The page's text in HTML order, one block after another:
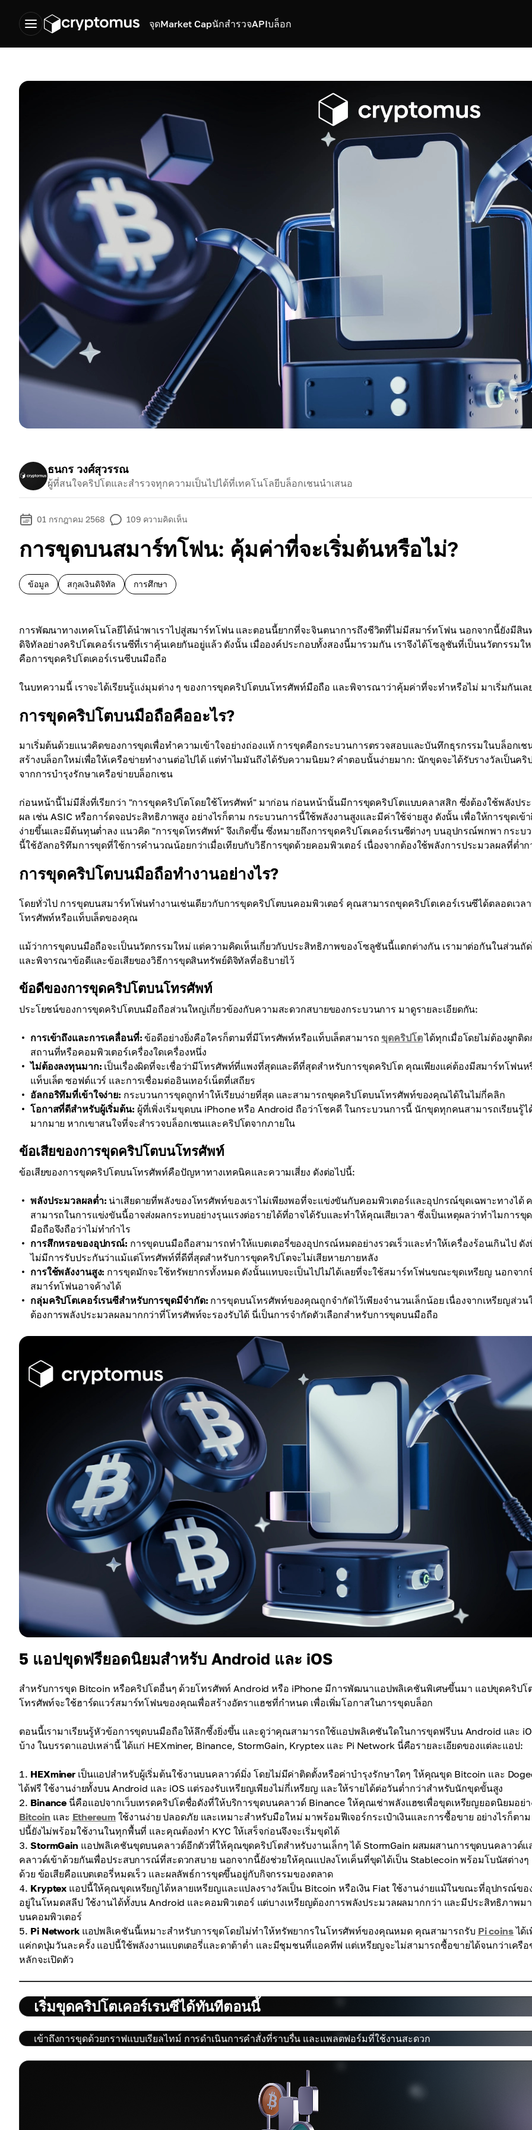
จุดMarket CapนักสำรวจAPIบล็อก
ธนกร วงศ์สุวรรณ
ผู้ที่สนใจคริปโตและสำรวจทุกความเป็นไปได้ที่เทคโนโลยีบล็อกเชนนำเสนอ
01 กรกฎาคม 2568 109 ความคิดเห็น
การขุดบนสมาร์ทโฟน: คุ้มค่าที่จะเริ่มต้นหรือไม่?
ข้อมูล สกุลเงินดิจิทัล การศึกษา
การพัฒนาทางเทคโนโลยีได้นำพาเราไปสู่สมาร์ทโฟน และตอนนี้ยากที่จะจินตนาการถึงชีวิตที่ไม่มีสมาร์ทโฟน นอกจากนี้ยังมีสิน
ดิจิทัลอย่างคริปโตเคอร์เรนซีที่เราคุ้นเคยกันอยู่แล้ว ดังนั้น เมื่อองค์ประกอบทั้งสองนี้มารวมกัน เราจึงได้โซลูชันที่เป็นนวัตกรรมใ
คือการขุดคริปโตเคอร์เรนซีบนมือถือ
ในบทความนี้ เราจะได้เรียนรู้แง่มุมต่าง ๆ ของการขุดคริปโตบนโทรศัพท์มือถือ และพิจารณาว่าคุ้มค่าที่จะทำหรือไม่ มาเริ่มกันเล
การขุดคริปโตบนมือถือคืออะไร?
มาเริ่มต้นด้วยแนวคิดของการขุดเพื่อทำความเข้าใจอย่างถ่องแท้ การขุดคือกระบวนการตรวจสอบและบันทึกธุรกรรมในบล็อกเช
สร้างบล็อกใหม่เพื่อให้เครือข่ายทำงานต่อไปได้ แต่ทำไมมันถึงได้รับความนิยม? คำตอบนั้นง่ายมาก: นักขุดจะได้รับรางวัลเป็นคริ
จากการบำรุงรักษาเครือข่ายบล็อกเชน
ก่อนหน้านี้ไม่มีสิ่งที่เรียกว่า "การขุดคริปโตโดยใช้โทรศัพท์" มาก่อน ก่อนหน้านั้นมีการขุดคริปโตแบบคลาสสิก ซึ่งต้องใช้พลังปร
ผล เช่น ASIC หรือการ์ดจอประสิทธิภาพสูง อย่างไรก็ตาม กระบวนการนี้ใช้พลังงานสูงและมีค่าใช้จ่ายสูง ดังนั้น เพื่อให้การขุดเข้า
ง่ายขึ้นและมีต้นทุนต่ำลง แนวคิด "การขุดโทรศัพท์" จึงเกิดขึ้น ซึ่งหมายถึงการขุดคริปโตเคอร์เรนซีต่างๆ บนอุปกรณ์พกพา กระบ
นี้ใช้อัลกอริทึมการขุดที่ใช้การคำนวณน้อยกว่าเมื่อเทียบกับวิธีการขุดด้วยคอมพิวเตอร์ เนื่องจากต้องใช้พลังการประมวลผลที่ต่ำก
การขุดคริปโตบนมือถือทำงานอย่างไร?
โดยทั่วไป การขุดบนสมาร์ทโฟนทำงานเช่นเดียวกับการขุดคริปโตบนคอมพิวเตอร์ คุณสามารถขุดคริปโตเคอร์เรนซีได้ตลอดเวล
โทรศัพท์หรือแท็บเล็ตของคุณ
แม้ว่าการขุดบนมือถือจะเป็นนวัตกรรมใหม่ แต่ความคิดเห็นเกี่ยวกับประสิทธิภาพของโซลูชันนี้แตกต่างกัน เรามาต่อกันในส่วนถั
และพิจารณาข้อดีและข้อเสียของวิธีการขุดสินทรัพย์ดิจิทัลที่อธิบายไว้
ข้อดีของการขุดคริปโตบนโทรศัพท์
ประโยชน์ของการขุดคริปโตบนมือถือส่วนใหญ่เกี่ยวข้องกับความสะดวกสบายของกระบวนการ มาดูรายละเอียดกัน:
การเข้าถึงและการเคลื่อนที่: ข้อดีอย่างยิ่งคือใครก็ตามที่มีโทรศัพท์หรือแท็บเล็ตสามารถขุดคริปโตได้ทุกเมื่อโดยไม่ต้องผูกติด
สถานที่หรือคอมพิวเตอร์เครื่องใดเครื่องหนึ่ง
ไม่ต้องลงทุนมาก: เป็นเรื่องผิดที่จะเชื่อว่ามีโทรศัพท์ที่แพงที่สุดและดีที่สุดสำหรับการขุดคริปโต คุณเพียงแค่ต้องมีสมาร์ทโฟนห
แท็บเล็ต ซอฟต์แวร์ และการเชื่อมต่ออินเทอร์เน็ตที่เสถียร
อัลกอริทึมที่เข้าใจง่าย: กระบวนการขุดถูกทำให้เรียบง่ายที่สุด และสามารถขุดคริปโตบนโทรศัพท์ของคุณได้ในไม่กี่คลิก
โอกาสที่ดีสำหรับผู้เริ่มต้น: ผู้ที่เพิ่งเริ่มขุดบน iPhone หรือ Android ถือว่าโชคดี ในกระบวนการนี้ นักขุดทุกคนสามารถเรียนรู้ไ
มากมาย หากเขาสนใจที่จะสำรวจบล็อกเชนและคริปโตจากภายใน
ข้อเสียของการขุดคริปโตบนโทรศัพท์
ข้อเสียของการขุดคริปโตบนโทรศัพท์คือปัญหาทางเทคนิคและความเสี่ยง ดังต่อไปนี้:
พลังประมวลผลต่ำ: น่าเสียดายที่พลังของโทรศัพท์ของเราไม่เพียงพอที่จะแข่งขันกับคอมพิวเตอร์และอุปกรณ์ขุดเฉพาะทางได้
สามารถในการแข่งขันนี้อาจส่งผลกระทบอย่างรุนแรงต่อรายได้ที่อาจได้รับและทำให้คุณเสียเวลา ซึ่งเป็นเหตุผลว่าทำไมการขุ
มือถือจึงถือว่าไม่ทำกำไร
การสึกหรอของอุปกรณ์: การขุดบนมือถือสามารถทำให้แบตเตอรี่ของอุปกรณ์หมดอย่างรวดเร็วและทำให้เครื่องร้อนเกินไป ดัง
ไม่มีการรับประกันว่าแม้แต่โทรศัพท์ที่ดีที่สุดสำหรับการขุดคริปโตจะไม่เสียหายภายหลัง
การใช้พลังงานสูง: การขุดมักจะใช้ทรัพยากรทั้งหมด ดังนั้นแทบจะเป็นไปไม่ได้เลยที่จะใช้สมาร์ทโฟนขณะขุดเหรียญ นอกจาก
สมาร์ทโฟนอาจค้างได้
กลุ่มคริปโตเคอร์เรนซีสำหรับการขุดมีจำกัด: การขุดบนโทรศัพท์ของคุณถูกจำกัดไว้เพียงจำนวนเล็กน้อย เนื่องจากเหรียญส่ว
ต้องการพลังประมวลผลมากกว่าที่โทรศัพท์จะรองรับได้ นี่เป็นการจำกัดตัวเลือกสำหรับการขุดบนมือถือ
5 แอปขุดฟรียอดนิยมสำหรับ Android และ iOS
สำหรับการขุด Bitcoin หรือคริปโตอื่นๆ ด้วยโทรศัพท์ Android หรือ iPhone มีการพัฒนาแอปพลิเคชันพิเศษขึ้นมา แอปขุดคริปโ
โทรศัพท์จะใช้ฮาร์ดแวร์สมาร์ทโฟนของคุณเพื่อสร้างอัตราแฮชที่กำหนด เพื่อเพิ่มโอกาสในการขุดบล็อก
ตอนนี้เรามาเรียนรู้หัวข้อการขุดบนมือถือให้ลึกซึ้งยิ่งขึ้น และดูว่าคุณสามารถใช้แอปพลิเคชันใดในการขุดฟรีบน Android และ
บ้าง ในบรรดาแอปเหล่านี้ ได้แก่ HEXminer, Binance, StormGain, Kryptex และ Pi Network นี่คือรายละเอียดของแต่ละแอป:
HEXminer เป็นแอปสำหรับผู้เริ่มต้นใช้งานบนคลาวด์มิ่ง โดยไม่มีค่าติดตั้งหรือค่าบำรุงรักษาใดๆ ให้คุณขุด Bitcoin และ
ได้ฟรี ใช้งานง่ายทั้งบน Android และ iOS แต่รองรับเหรียญเพียงไม่กี่เหรียญ และให้รายได้ต่อวันต่ำกว่าสำหรับนักขุดขั้นสูง
Binance นี่คือแอปจากเว็บเทรดคริปโตชื่อดังที่ให้บริการขุดบนคลาวด์ Binance ให้คุณเช่าพลังแฮชเพื่อขุดเหรียญยอดนิยมอย่า
Bitcoin และ Ethereumใช้งานง่าย ปลอดภัย และเหมาะสำหรับมือใหม่ มาพร้อมฟีเจอร์กระเป๋าเงินและการซื้อขาย อย่างไรก็ตา
ปนี้ยังไม่พร้อมใช้งานในทุกพื้นที่ และคุณต้องทำ KYC ให้เสร็จก่อนจึงจะเริ่มขุดได้
StormGain แอปพลิเคชันขุดบนคลาวด์อีกตัวที่ให้คุณขุดคริปโตสำหรับงานเล็กๆ ได้ StormGain ผสมผสานการขุดบนคลาวด์แ
คลาวด์เข้าด้วยกันเพื่อประสบการณ์ที่สะดวกสบาย นอกจากนี้ยังช่วยให้คุณแปลงโทเค็นที่ขุดได้เป็น Stablecoin พร้อมโบนัสต่างๆ
ด้วย ข้อเสียคือแบตเตอรี่หมดเร็ว และผลลัพธ์การขุดขึ้นอยู่กับกิจกรรมของตลาด
Kryptex แอปนี้ให้คุณขุดเหรียญได้หลายเหรียญและแปลงรางวัลเป็น Bitcoin หรือเงิน Fiat ใช้งานง่ายแม้ในขณะที่อุปกรณ์ข
อยู่ในโหมดสลีป ใช้งานได้ทั้งบน Android และคอมพิวเตอร์ แต่บางเหรียญต้องการพลังประมวลผลมากกว่า และมีประสิทธิภาพม
บนคอมพิวเตอร์
Pi Networkแอปพลิเคชันนี้เหมาะสำหรับการขุดโดยไม่ทำให้ทรัพยากรในโทรศัพท์ของคุณหมด คุณสามารถรับ Pi coinsได้เ
แค่กดปุ่มวันละครั้ง แอปนี้ใช้พลังงานแบตเตอรี่และดาต้าต่ำ และมีชุมชนที่แอคทีฟ แต่เหรียญจะไม่สามารถซื้อขายได้จนกว่าเครือ
หลักจะเปิดตัว
เริ่มขุดคริปโตเคอร์เรนซีได้ทันทีตอนนี้
เข้าถึงการขุดด้วยกราฟแบบเรียลไทม์ การดำเนินการคำสั่งที่ราบรื่น และแพลตฟอร์มที่ใช้งานสะดวก